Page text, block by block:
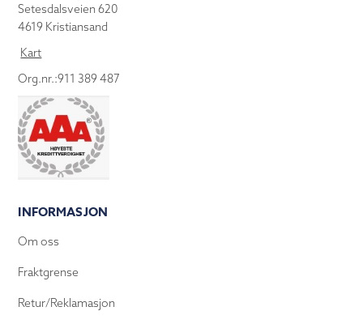
Setesdalsveien 620
4619 Kristiansand
Kart
Org.nr.:911 389 487
INFORMASJON
Om oss
Fraktgrense
Retur/Reklamasjon